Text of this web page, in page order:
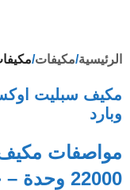
الرئيسية مكيفات
وبارد
مواصفات
22000 وحدة – حار/بارد :